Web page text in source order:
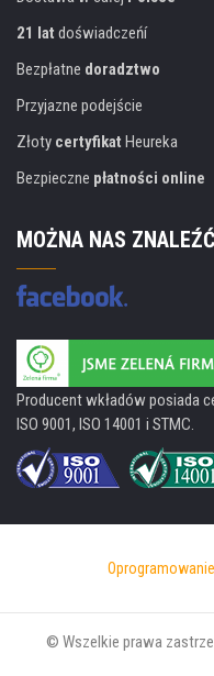
21 lat doświadczeńí
Bezpłatne doradztwo
Przyjazne podejście
Złoty certyfikat Heureka
Bezpieczne płatności online
MOŻNA NAS
Producent wkładów posiada
ISO 9001, ISO 14001 i STMC.
© Wszelkie prawa